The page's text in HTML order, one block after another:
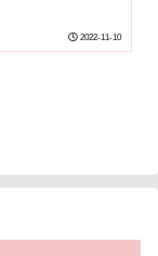
2022-11-10